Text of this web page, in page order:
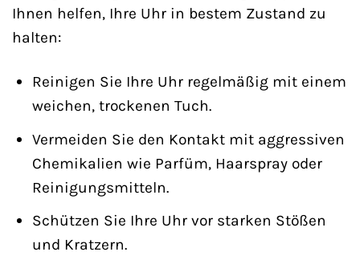
Ihnen helfen, Ihre Uhr in bestem Zustand zu
halten:
Reinigen Sie Ihre Uhr regelmäßig mit einem
weichen, trockenen Tuch.
Vermeiden Sie den Kontakt mit aggressiven
Chemikalien wie Parfüm, Haarspray oder
Reinigungsmitteln.
Schützen Sie Ihre Uhr vor starken Stößen
und Kratzern.